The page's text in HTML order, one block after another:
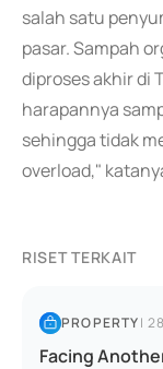
salah satu
pasar. Sampah
diproses akhir di
harapannya
sehingga tidak
overload,"
RISET TERKAIT
PROPERTY|
Facing